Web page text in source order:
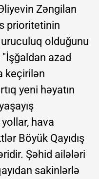
Zəngilan
prioritetinin
olduğunu
azad
keçirilən
yeni həyatın
hava
Böyük Qayıdış
Şəhid ailələri
sakinlərlə